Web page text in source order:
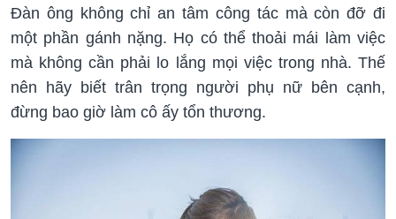
Đàn ông không chỉ an tâm công tác mà còn đỡ đi
một phần gánh nặng. Họ có thể thoải mái làm việc
mà không cần phải lo lắng mọi việc trong nhà. Thế
nên hãy biết trân trọng người phụ nữ bên cạnh,
đừng bao giờ làm cô ấy tổn thương.